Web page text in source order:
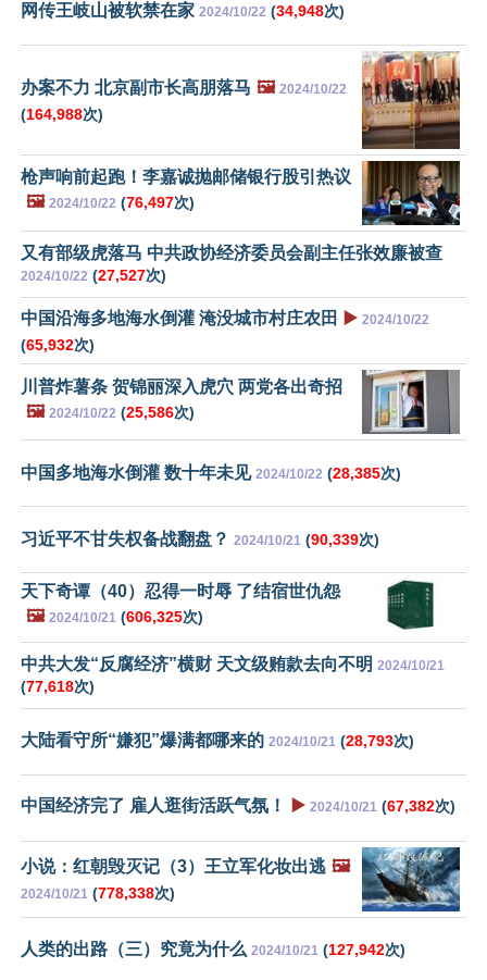
网传王岐山被软禁在家 2024/10/22 (34,948次)
办案不力 北京副市长高朋落马 🖼️ 2024/10/22
(164,988次)
枪声响前起跑！李嘉诚抛邮储银行股引热议
🖼️ 2024/10/22 (76,497次)
又有部级虎落马 中共政协经济委员会副主任张效廉被查
2024/10/22 (27,527次)
中国沿海多地海水倒灌 淹没城市村庄农田 ▶️ 2024/10/22
(65,932次)
川普炸薯条 贺锦丽深入虎穴 两党各出奇招
🖼️ 2024/10/22 (25,586次)
中国多地海水倒灌 数十年未见 2024/10/22 (28,385次)
习近平不甘失权备战翻盘？ 2024/10/21 (90,339次)
天下奇谭（40）忍得一时辱 了结宿世仇怨
🖼️ 2024/10/21 (606,325次)
中共大发“反腐经济”横财 天文级贿款去向不明 2024/10/21
(77,618次)
大陆看守所“嫌犯”爆满都哪来的 2024/10/21 (28,793次)
中国经济完了 雇人逛街活跃气氛！ ▶️ 2024/10/21 (67,382次)
小说：红朝毁灭记（3）王立军化妆出逃 🖼️
2024/10/21 (778,338次)
人类的出路（三）究竟为什么 2024/10/21 (127,942次)